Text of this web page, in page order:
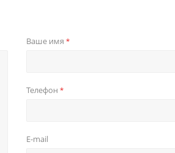
Ваше имя *
Телефон *
E-mail